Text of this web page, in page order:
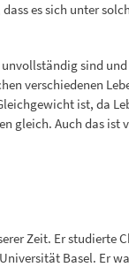
es sich unter
sind
verschiedenen
ist, da
gleich. Auch das
Zeit. Er studierte
Basel. Er